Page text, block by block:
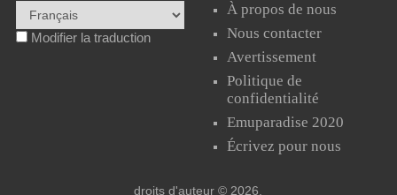
Modifier la traduction
À propos de nous
Nous contacter
Avertissement
Politique de
confidentialité
Emuparadise 2020
Écrivez pour nous
droits d'auteur © 2026.